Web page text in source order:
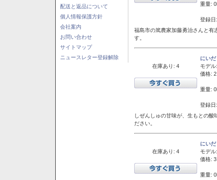
配送と返品について
個人情報保護方針
会社案内
お問い合わせ
サイトマップ
ニュースレター登録解除
重量:
登録
福島市の篤農家加藤勇治さんと有
す。
在庫あり: 4
にい
モデル:
価格:
重量:
登録
しぜんしゅの甘味が、生もとの
ださい。
在庫あり: 4
にい
モデル:
価格:
重量: